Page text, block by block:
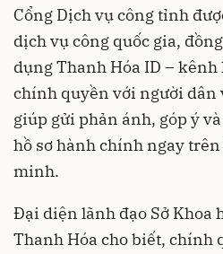
Cổng Dịch vụ công tỉnh
dịch vụ công quốc gia,
dụng Thanh Hóa ID –
chính quyền với người dân
giúp gửi phản ánh, góp ý
hồ sơ hành chính ngay
minh.
Đại diện lãnh đạo Sở Khoa
Thanh Hóa cho biết, chính